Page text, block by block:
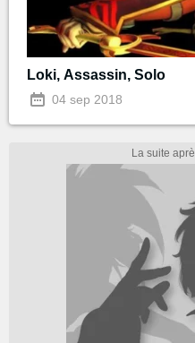
Loki, Assassin, Solo
04 sep 2018